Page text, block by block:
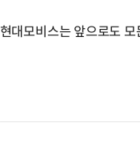
현대모비스는 앞으로도